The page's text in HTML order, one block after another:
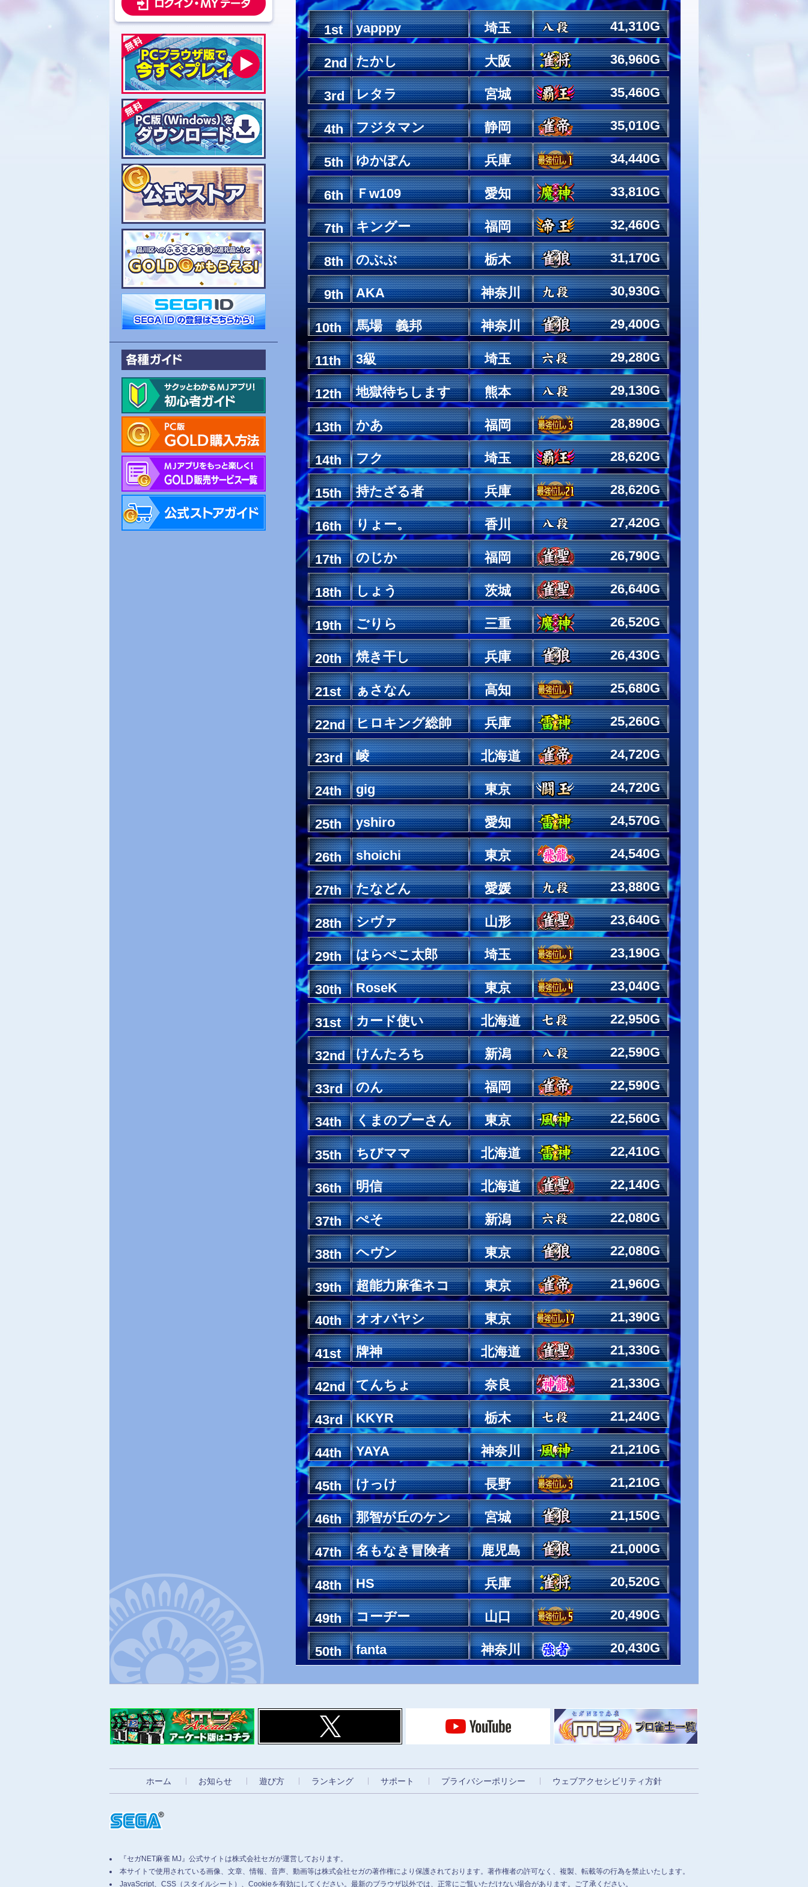
1st yapppy 埼玉 41,310G
2nd たかし 大阪 36,960G
3rd レタラ 宮城 35,460G
4th フジタマン 静岡 35,010G
5th ゆかぽん 兵庫 34,440G
6th Ｆw109 愛知 33,810G
7th キングー 福岡 32,460G
8th のぶぶ 栃木 31,170G
9th AKA 神奈川 30,930G
10th 馬場 義邦 神奈川 29,400G
11th 3級 埼玉 29,280G
12th 地獄待ちします 熊本 29,130G
13th かあ 福岡 28,890G
14th フク 埼玉 28,620G
15th 持たざる者 兵庫 28,620G
16th りょー。 香川 27,420G
17th のじか 福岡 26,790G
18th しょう 茨城 26,640G
19th ごりら 三重 26,520G
20th 焼き干し 兵庫 26,430G
21st ぁさなん 高知 25,680G
22nd ヒロキング総帥 兵庫 25,260G
23rd 崚 北海道 24,720G
24th gig 東京 24,720G
25th yshiro 愛知 24,570G
26th shoichi 東京 24,540G
27th たなどん 愛媛 23,880G
28th シヴァ 山形 23,640G
29th はらぺこ太郎 埼玉 23,190G
30th RoseK 東京 23,040G
31st カード使い 北海道 22,950G
32nd けんたろち 新潟 22,590G
33rd のん 福岡 22,590G
34th くまのプーさん 東京 22,560G
35th ちびママ 北海道 22,410G
36th 明信 北海道 22,140G
37th ぺそ 新潟 22,080G
38th ヘヴン 東京 22,080G
39th 超能力麻雀ネコ 東京 21,960G
40th オオバヤシ 東京 21,390G
41st 牌神 北海道 21,330G
42nd てんちょ 奈良 21,330G
43rd KKYR 栃木 21,240G
44th YAYA 神奈川 21,210G
45th けっけ 長野 21,210G
46th 那智が丘のケン 宮城 21,150G
47th 名もなき冒険者 鹿児島 21,000G
48th HS 兵庫 20,520G
49th コーヂー 山口 20,490G
50th fanta 神奈川 20,430G
ホーム お知らせ 遊び方 ランキング サポート プライバシーポリシー ウェブアクセシビリティ方針
『セガNET麻雀 MJ』公式サイトは株式会社セガが運営しております。
本サイトで使用されている画像、文章、情報、音声、動画等は株式会社セガの著作権により保護されております。著作権者の許可なく、複製、転載等の行為を禁止いたします。
JavaScript、CSS（スタイルシート）、Cookieを有効にしてください。最新のブラウザ以外では、正常にご覧いただけない場合があります。ご了承ください。